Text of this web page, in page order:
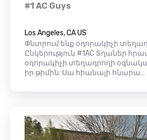
#1 AC Guys
Los Angeles, CA US
Փնտրում ենք օդորակիչի
Ընկերություն #1AC Տղաներ
օդորակիչի տեղադրողի
իր թիմին: Սա հիանալի հնարա…